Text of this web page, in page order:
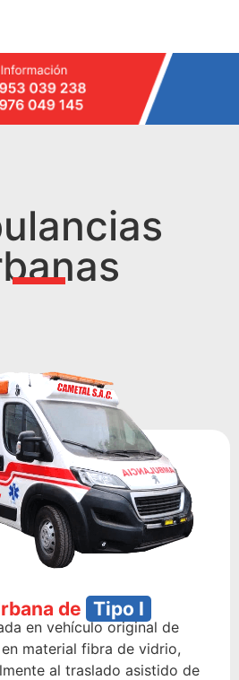
de Tipo I
en vehículo original de
material fibra de vidrio,
al traslado asistido de